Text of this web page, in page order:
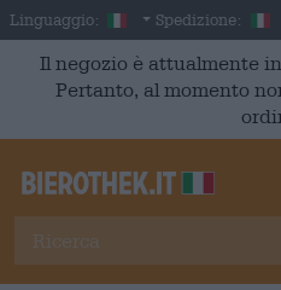
Skip to main content
Linguaggio: Italian
Spedizione:
Il negozio è attualmente
Pertanto, al momento